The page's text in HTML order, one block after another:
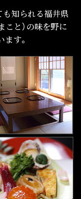
も知られる福井県
こと）の味を野に
す。